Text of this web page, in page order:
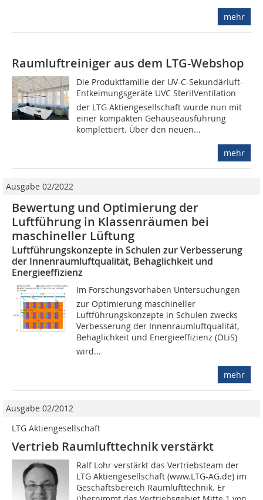
mehr
Raumluftreiniger aus dem LTG-Webshop
Die Produktfamilie der UV-C-Sekundärluft-
Entkeimungsgeräte UVC SterilVentilation
der LTG Aktiengesellschaft wurde nun mit
einer kompakten Gehäuseausführung
komplettiert. Über den neuen...
mehr
Ausgabe 02/2022
Bewertung und Optimierung der
Luftführung in Klassenräumen bei
maschineller Lüftung
Luftführungskonzepte in Schulen zur Verbesserung
der Innenraumluftqualität, Behaglichkeit und
Energieeffizienz
Im Forschungsvorhaben Untersuchungen
zur Optimierung maschineller
Luftführungskonzepte in Schulen zwecks
Verbesserung der Innenraumluftqualität,
Behaglichkeit und Energieeffizienz (OLiS)
wird...
mehr
Ausgabe 02/2012
LTG Aktiengesellschaft
Vertrieb Raumlufttechnik verstärkt
Ralf Lohr verstärkt das Vertriebsteam der
LTG Aktiengesellschaft (www.LTG-AG.de) im
Geschäftsbereich Raumlufttechnik. Er